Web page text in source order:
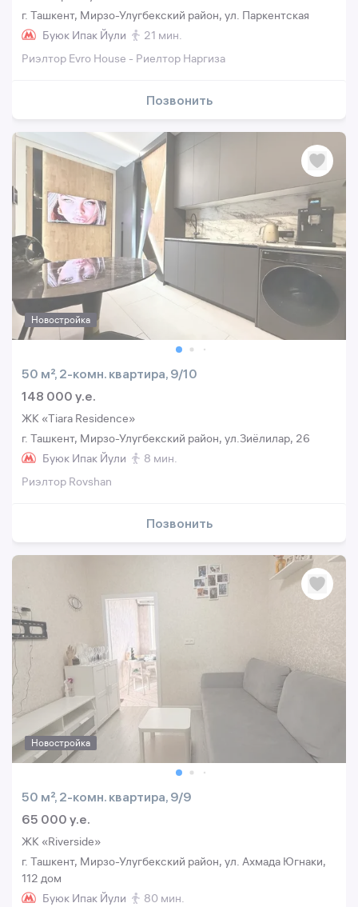
г. Ташкент, Мирзо-Улугбекский район, ул. Паркентская
Буюк Ипак Йули
21 мин.
Риэлтор Evro House - Риелтор Наргиза
Позвонить
Новостройка
50 м², 2-комн. квартира, 9/10
148 000 y.e.
ЖК «Tiara Residence»
г. Ташкент, Мирзо-Улугбекский район, ул.Зиёлилар, 26
Буюк Ипак Йули
8 мин.
Риэлтор Rovshan
Позвонить
Новостройка
50 м², 2-комн. квартира, 9/9
65 000 y.e.
ЖК «Riverside»
г. Ташкент, Мирзо-Улугбекский район, ул. Ахмада Югнаки,
112 дом
Буюк Ипак Йули
80 мин.